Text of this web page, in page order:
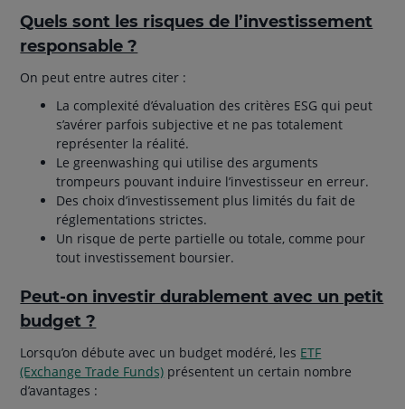
Quels sont les risques de l’investissement
responsable ?
On peut entre autres citer :
La complexité d’évaluation des critères ESG qui peut
s’avérer parfois subjective et ne pas totalement
représenter la réalité.
Le greenwashing qui utilise des arguments
trompeurs pouvant induire l’investisseur en erreur.
Des choix d’investissement plus limités du fait de
réglementations strictes.
Un risque de perte partielle ou totale, comme pour
tout investissement boursier.
Peut-on investir durablement avec un petit
budget ?
Lorsqu’on débute avec un budget modéré, les ETF
(Exchange Trade Funds) présentent un certain nombre
d’avantages :